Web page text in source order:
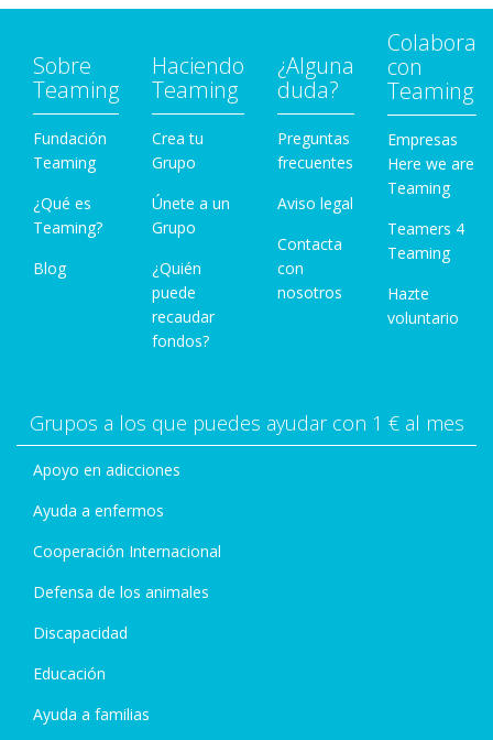
Sobre
Teaming
Fundación
Teaming
¿Qué es
Teaming?
Blog
Haciendo
Teaming
Crea tu
Grupo
Únete a un
Grupo
¿Quién
puede
recaudar
fondos?
¿Alguna
duda?
Preguntas
frecuentes
Aviso legal
Contacta
con
nosotros
Colabora
con
Teaming
Empresas
Here we are
Teaming
Teamers 4
Teaming
Hazte
voluntario
Grupos a los que puedes ayudar con 1 € al mes
Apoyo en adicciones
Ayuda a enfermos
Cooperación Internacional
Defensa de los animales
Discapacidad
Educación
Ayuda a familias